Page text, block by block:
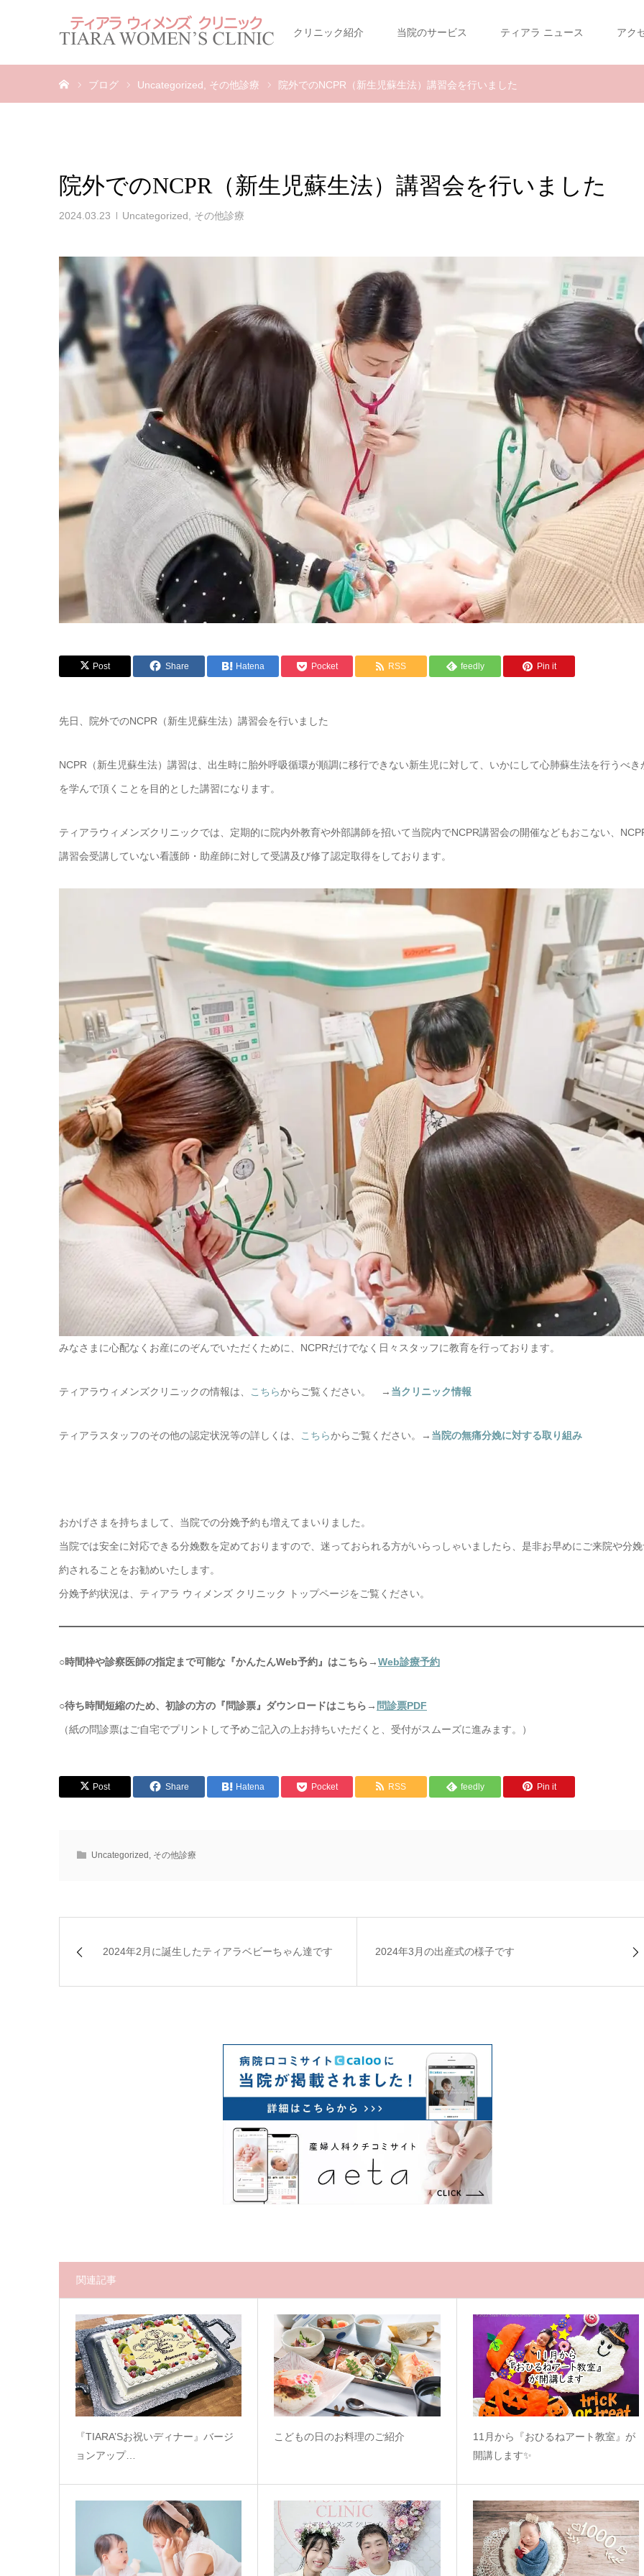
クリニック紹介 当院のサービス ティアラ ニュース アク
ブログ Uncategorized その他診療 院外でのNCPR（新生児蘇生法）講習会を行いました
院外でのNCPR（新生児蘇生法）講習会を行いました
2024.03.23 Uncategorized その他診療
Post Share Hatena Pocket RSS feedly Pin it
先日、院外でのNCPR（新生児蘇生法）講習会を行いました
NCPR（新生児蘇生法）講習は、出生時に胎外呼吸循環が順調に移行できない新生児に対して、いかにして心肺蘇生法を行うべき
を学んで頂くことを目的とした講習になります。
ティアラウィメンズクリニックでは、定期的に院内外教育や外部講師を招いて当院内でNCPR講習会の開催などもおこない、
講習会受講していない看護師・助産師に対して受講及び修了認定取得をしております。
みなさまに心配なくお産にのぞんでいただくために、NCPRだけでなく日々スタッフに教育を行っております。
ティアラウィメンズクリニックの情報は、 こちらからご覧ください。 → 当クリニック情報
ティアラスタッフのその他の認定状況等の詳しくは、 こちらからご覧ください。→ 当院の無痛分娩に対する取り組み
おかげさまを持ちまして、当院での分娩予約も増えてまいりました。
当院では安全に対応できる分娩数を定めておりますので、迷っておられる方がいらっしゃいましたら、是非お早めにご来院や分
約されることをお勧めいたします。
分娩予約状況は、ティアラ ウィメンズ クリニック トップページをご覧ください。
○時間枠や診察医師の指定まで可能な『かんたんWeb予約』はこちら→Web診療予約
○待ち時間短縮のため、初診の方の『問診票』ダウンロードはこちら→ 問診票PDF
（紙の問診票はご自宅でプリントして予めご記入の上お持ちいただくと、受付がスムーズに進みます。）
Post Share Hatena Pocket RSS feedly Pin it
Uncategorized その他診療
2024年2月に誕生したティアラベビーちゃん達です 2024年3月の出産式の様子です
関連記事
『TIARA’Sお祝いディナー』バージ
ョンアップ…
こどもの日のお料理のご紹介
11月から『おひるねアート教室』が
開講します✨